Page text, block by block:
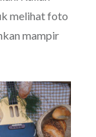
melihat foto
mampir